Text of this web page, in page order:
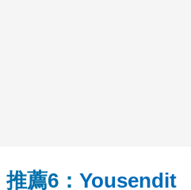
推薦6： Yousendit